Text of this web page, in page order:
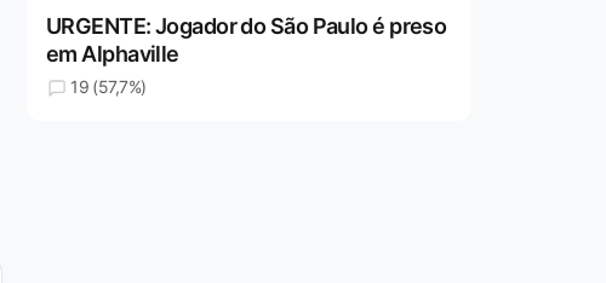
URGENTE: Jogador do São Paulo é preso
em Alphaville
19 (57,7%)